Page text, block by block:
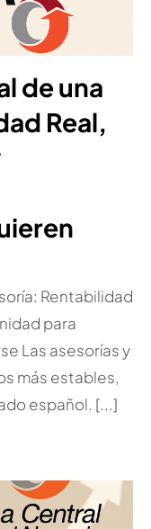
de una
Real,
Rentabilidad
para
Las asesorías y
más estables,
español. [...]